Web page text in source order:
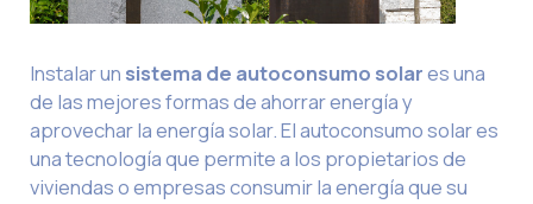
Instalar un sistema de autoconsumo solares una
de las mejores formas de ahorrar energía y
aprovechar la energía solar. El autoconsumo solar es
una tecnología que permite a los propietarios de
viviendas o empresas consumir la energía que su